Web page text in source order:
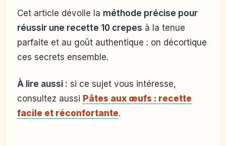
Cet article dévoile la méthode précise pour
réussir une recette 10 crepes à la tenue
parfaite et au goût authentique : on décortique
ces secrets ensemble.
À lire aussi : si ce sujet vous intéresse,
consultez aussi Pâtes aux œufs : recette
facile et réconfortante.